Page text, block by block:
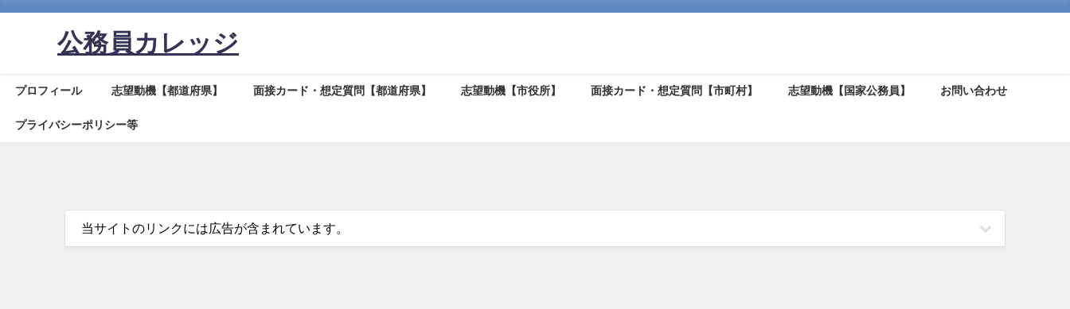
公務員カレッジ
プロフィール 志望動機【都道府県】 面接カード・想定質問【都道府県】 志望動機【市役所】 面接カード・想定質問【市町村】 志望動機【国家公務員】 お問い合わせ
プライバシーポリシー等
当サイトのリンクには広告が含まれています。